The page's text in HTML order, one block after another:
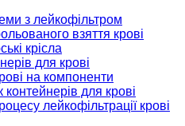
з лейкофільтром
взяття крові
крісла
для крові
на компоненти
контейнерів для крові
лейкофільтрації крові